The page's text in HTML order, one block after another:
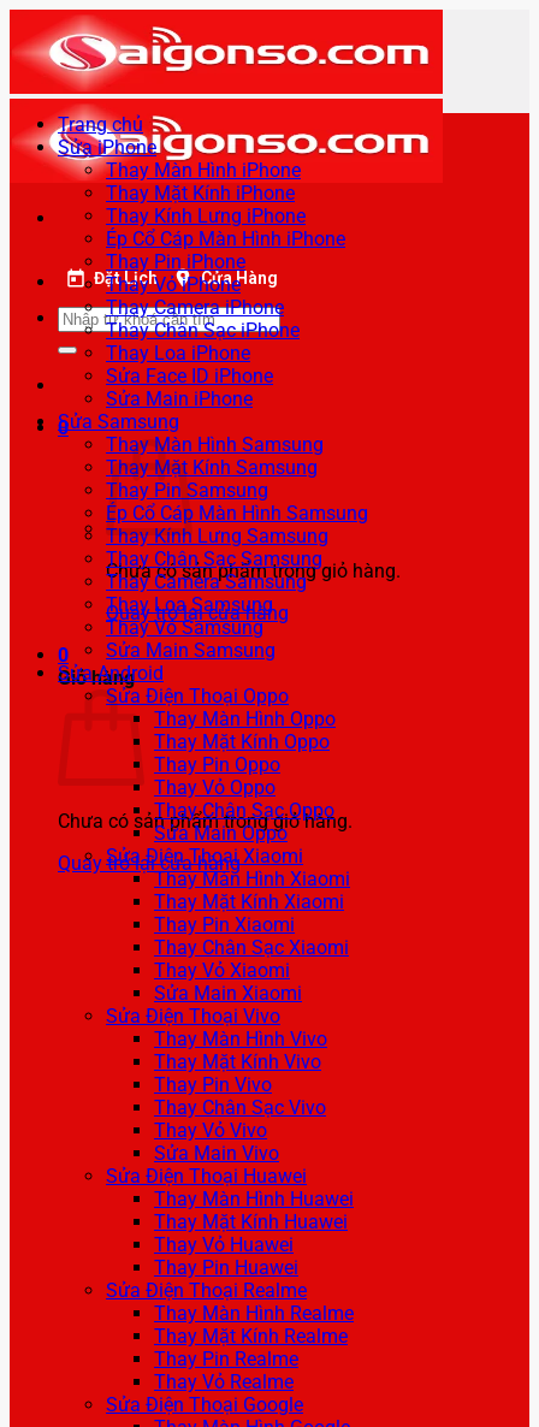
qua
nội
dung
Đặt Lịch Cửa Hàng
Tìm
kiếm:
0
Chưa có sản phẩm trong giỏ hàng.
Quay trở lại cửa hàng
0
Giỏ hàng
Chưa có sản phẩm trong giỏ hàng.
Quay trở lại cửa hàng
Trang chủ
Sửa iPhone
Thay Màn Hình iPhone
Thay Mặt Kính iPhone
Thay Kính Lưng iPhone
Ép Cổ Cáp Màn Hình iPhone
Thay Pin iPhone
Thay Vỏ iPhone
Thay Camera iPhone
Thay Chân Sạc iPhone
Thay Loa iPhone
Sửa Face ID iPhone
Sửa Main iPhone
Sửa Samsung
Thay Màn Hình Samsung
Thay Mặt Kính Samsung
Thay Pin Samsung
Ép Cổ Cáp Màn Hình Samsung
Thay Kính Lưng Samsung
Thay Chân Sạc Samsung
Thay Camera Samsung
Thay Loa Samsung
Thay Vỏ Samsung
Sửa Main Samsung
Sửa Android
Sửa Điện Thoại Oppo
Thay Màn Hình Oppo
Thay Mặt Kính Oppo
Thay Pin Oppo
Thay Vỏ Oppo
Thay Chân Sạc Oppo
Sửa Main Oppo
Sửa Điện Thoại Xiaomi
Thay Màn Hình Xiaomi
Thay Mặt Kính Xiaomi
Thay Pin Xiaomi
Thay Chân Sạc Xiaomi
Thay Vỏ Xiaomi
Sửa Main Xiaomi
Sửa Điện Thoại Vivo
Thay Màn Hình Vivo
Thay Mặt Kính Vivo
Thay Pin Vivo
Thay Chân Sạc Vivo
Thay Vỏ Vivo
Sửa Main Vivo
Sửa Điện Thoại Huawei
Thay Màn Hình Huawei
Thay Mặt Kính Huawei
Thay Vỏ Huawei
Thay Pin Huawei
Sửa Điện Thoại Realme
Thay Màn Hình Realme
Thay Mặt Kính Realme
Thay Pin Realme
Thay Vỏ Realme
Sửa Điện Thoại Google